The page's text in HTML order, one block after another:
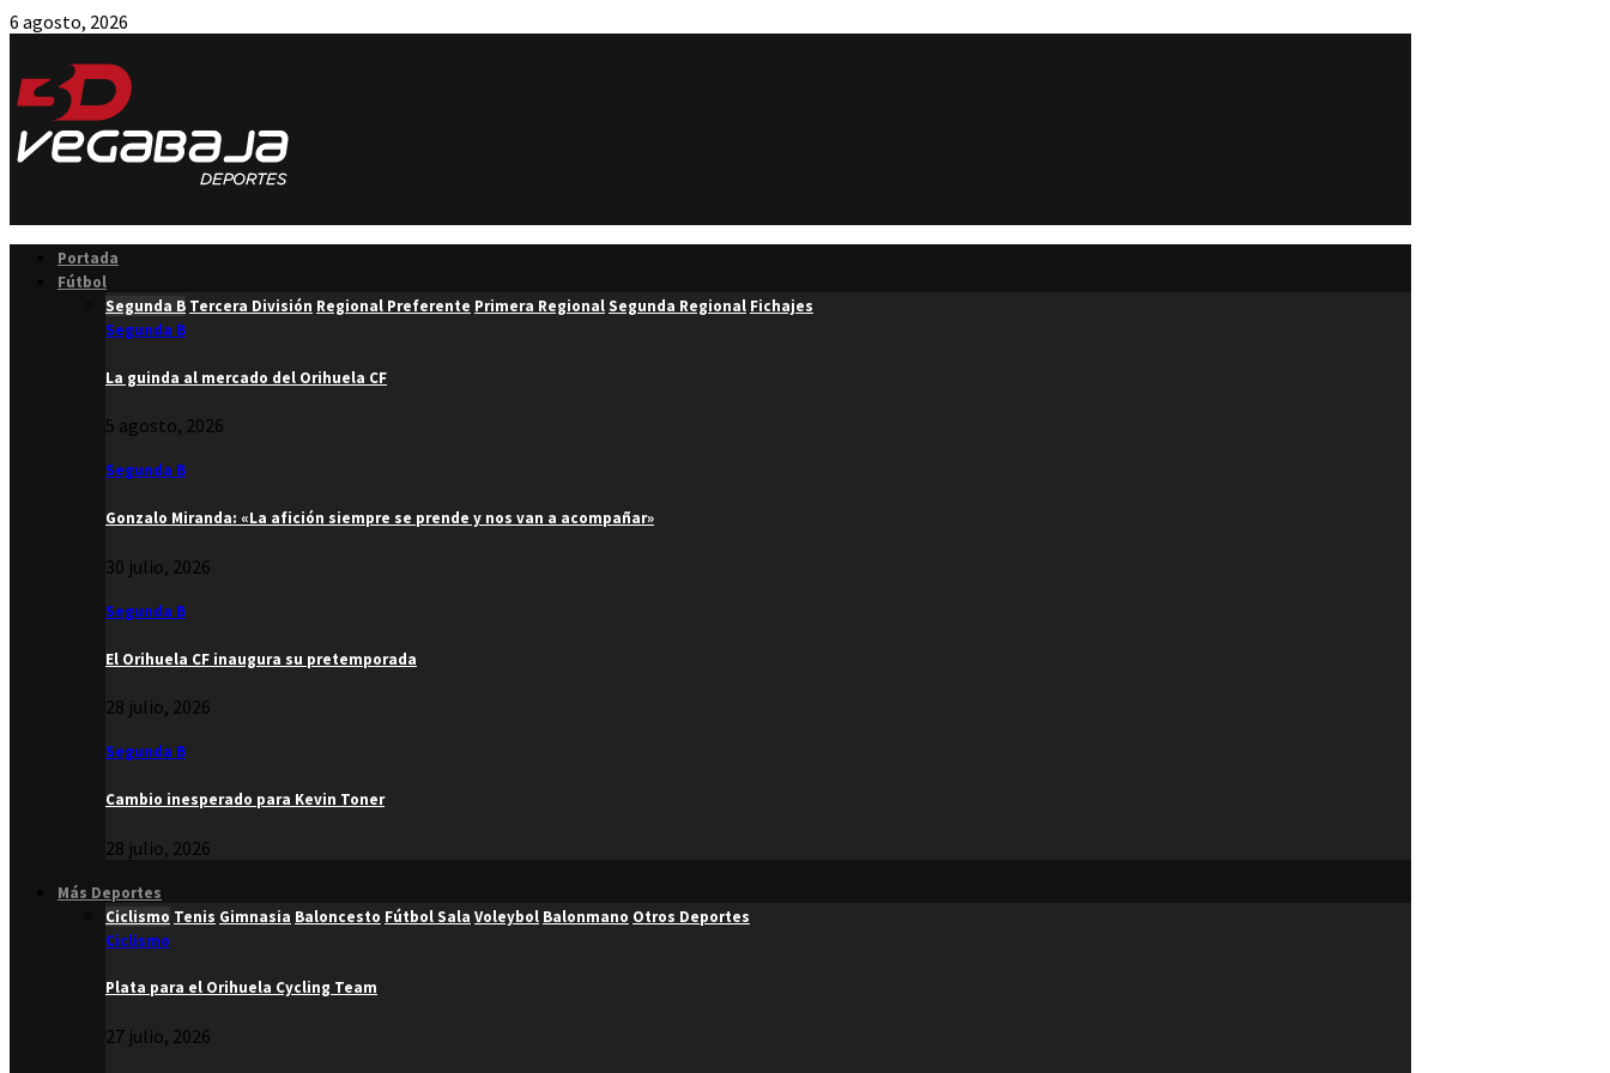
6 agosto, 2026
Portada
Fútbol
Segunda B Tercera División Regional Preferente Primera RegionalSegunda Regional Fichajes
Segunda B
La guinda al mercado del Orihuela CF
5 agosto, 2026
Segunda B
Gonzalo Miranda: «La afición siempre se prende y nos van a acompañar»
30 julio, 2026
Segunda B
El Orihuela CF inaugura su pretemporada
28 julio, 2026
Segunda B
Cambio inesperado para Kevin Toner
28 julio, 2026
Más Deportes
Ciclismo Tenis Gimnasia Baloncesto Fútbol Sala Voleybol Balonmano Otros Deportes
Ciclismo
Plata para el Orihuela Cycling Team
27 julio, 2026